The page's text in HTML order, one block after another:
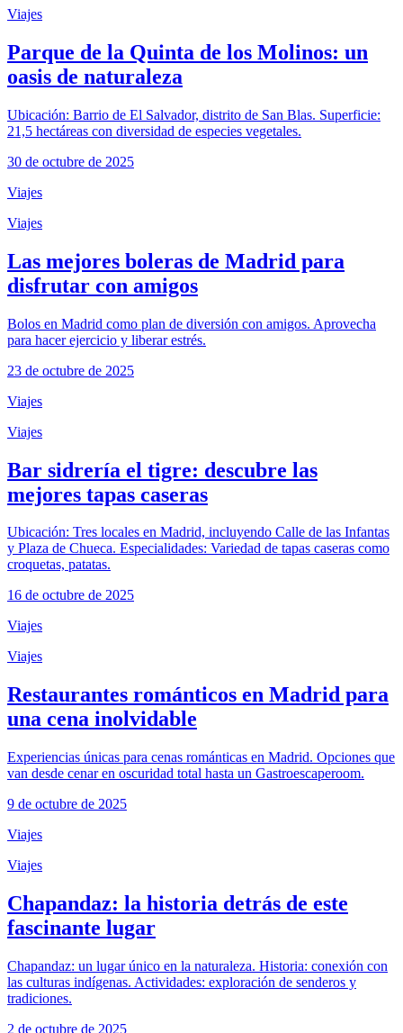
Viajes
Parque de la Quinta de los Molinos: un
oasis de naturaleza
Ubicación: Barrio de El Salvador, distrito de San Blas. Superficie:
21,5 hectáreas con diversidad de especies vegetales.
30 de octubre de 2025
Viajes
Viajes
Las mejores boleras de Madrid para
disfrutar con amigos
Bolos en Madrid como plan de diversión con amigos. Aprovecha
para hacer ejercicio y liberar estrés.
23 de octubre de 2025
Viajes
Viajes
Bar sidrería el tigre: descubre las
mejores tapas caseras
Ubicación: Tres locales en Madrid, incluyendo Calle de las Infantas
y Plaza de Chueca. Especialidades: Variedad de tapas caseras como
croquetas, patatas.
16 de octubre de 2025
Viajes
Viajes
Restaurantes románticos en Madrid para
una cena inolvidable
Experiencias únicas para cenas románticas en Madrid. Opciones que
van desde cenar en oscuridad total hasta un Gastroescaperoom.
9 de octubre de 2025
Viajes
Viajes
Chapandaz: la historia detrás de este
fascinante lugar
Chapandaz: un lugar único en la naturaleza. Historia: conexión con
las culturas indígenas. Actividades: exploración de senderos y
tradiciones.
2 de octubre de 2025